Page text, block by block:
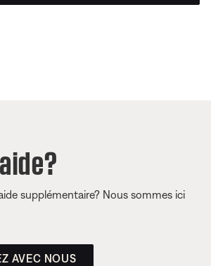
supplémentaire? Nous sommes ici
AVEC NOUS